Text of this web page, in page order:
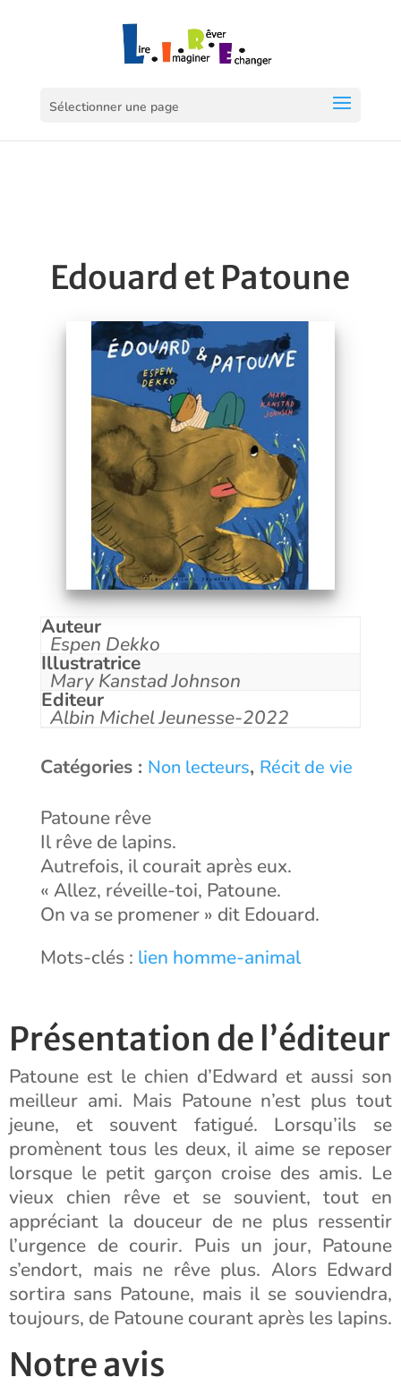
Sélectionner une page
Edouard et Patoune
Auteur
Espen Dekko
Illustratrice
Mary Kanstad Johnson
Editeur
Albin Michel Jeunesse-2022
Catégories : Non lecteurs, Récit de vie
Patoune rêve
Il rêve de lapins.
Autrefois, il courait après eux.
« Allez, réveille-toi, Patoune.
On va se promener » dit Edouard.
Mots-clés : lien homme-animal
Présentation de l’éditeur
Patoune est le chien d’Edward et aussi son
meilleur ami. Mais Patoune n’est plus tout
jeune, et souvent fatigué. Lorsqu’ils se
promènent tous les deux, il aime se reposer
lorsque le petit garçon croise des amis. Le
vieux chien rêve et se souvient, tout en
appréciant la douceur de ne plus ressentir
l’urgence de courir. Puis un jour, Patoune
s’endort, mais ne rêve plus. Alors Edward
sortira sans Patoune, mais il se souviendra,
toujours, de Patoune courant après les lapins.
Notre avis